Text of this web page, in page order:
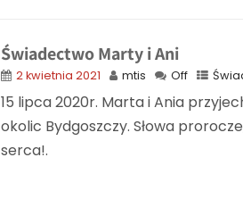
Świadectwo Marty i Ani
2 kwietnia 2021 mtis Off
15 lipca 2020r. Marta i Ania
okolic Bydgoszczy. Słowa
serca!.